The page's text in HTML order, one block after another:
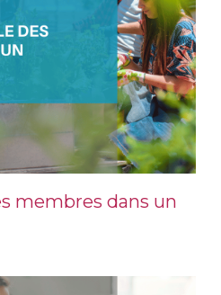
membres dans un